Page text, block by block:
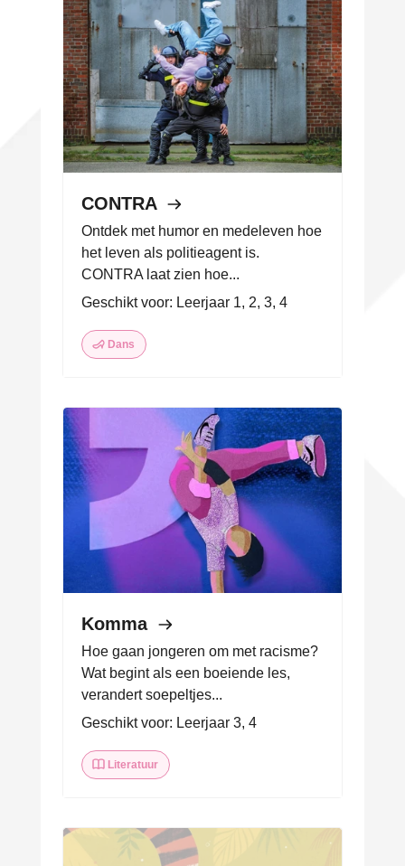
CONTRA
Ontdek met humor en medeleven hoe
het leven als politieagent is.
CONTRA laat zien hoe...
Geschikt voor: Leerjaar 1, 2, 3, 4
Dans
Komma
Hoe gaan jongeren om met racisme?
Wat begint als een boeiende les,
verandert soepeltjes...
Geschikt voor: Leerjaar 3, 4
Literatuur